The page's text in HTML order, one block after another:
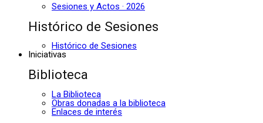
Sesiones y Actos · 2026
Histórico de Sesiones
Histórico de Sesiones
Iniciativas
Biblioteca
La Biblioteca
Obras donadas a la biblioteca
Enlaces de interés